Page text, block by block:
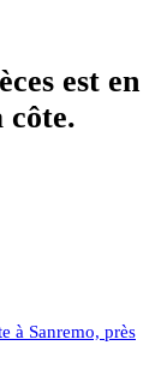
est en
côte.
à Sanremo, près